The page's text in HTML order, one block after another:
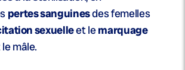
pertes sanguinesdes femelles
sexuelleet lemarquage
mâle.